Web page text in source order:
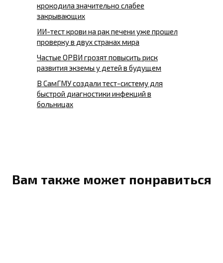
крокодила значительно слабее
закрывающих
ИИ-тест крови на рак печени уже прошел
проверку в двух странах мира
Частые ОРВИ грозят повысить риск
развития экземы у детей в будущем
В СамГМУ создали тест-систему для
быстрой диагностики инфекций в
больницах
Вам также может понравиться